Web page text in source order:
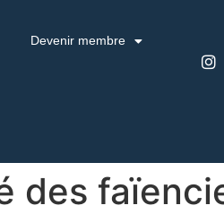
Devenir membre
des